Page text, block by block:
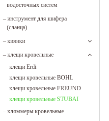
водосточных систем
– инструмент для шифера
(сланца)
– киянки
– клещи кровельные
клещи Erdi
клещи кровельные BOHL
клещи кровельные FREUND
клещи кровельные STUBAI
– кляммеры кровельные